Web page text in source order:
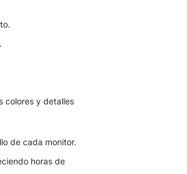
colores y detalles
de cada monitor.
horas de